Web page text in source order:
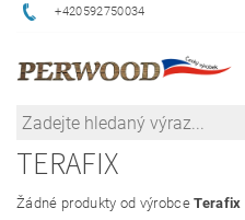
+420592750034
TERAFIX
Žádné produkty od výrobceTerafix